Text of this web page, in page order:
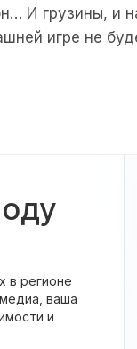
И грузины, и
игре не
в регионе
ваша
и